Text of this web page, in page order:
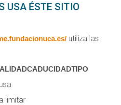
USA ÉSTE SITIO
utiliza las
CADUCIDADTIPO
limitar